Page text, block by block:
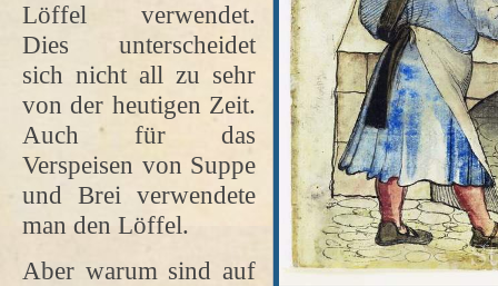
Löffel verwendet.
Dies unterscheidet
sich nicht all zu sehr
von der heutigen Zeit.
Auch für das
Verspeisen von Suppe
und Brei verwendete
man den Löffel.
Aber warum sind auf